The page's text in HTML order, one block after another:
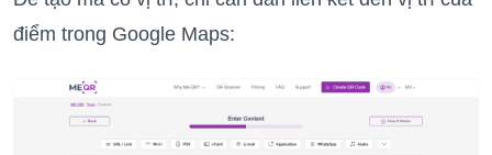
điểm trong Google Maps: